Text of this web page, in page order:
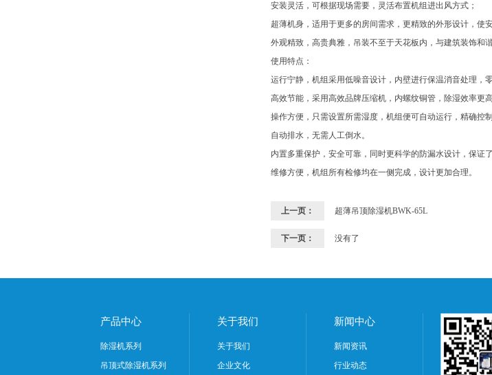
安装灵活，可根据现场需要，灵活布置机组进出风方式；
超薄机身，适用于更多的房间需求，更精致的外形设计，使
外观精致，高贵典雅，吊装不至于天花板内，与建筑装饰和谐
使用特点：
运行宁静，机组采用低噪音设计，内壁进行保温消音处理，
高效节能，采用高效品牌压缩机，内螺纹铜管，除湿效率更高
操作方便，只需设置所需湿度，机组便可自动运行，精确控制
自动排水，无需人工倒水。
内置多重保护，安全可靠，同时更科学的防漏水设计，保证
维修方便，机组所有检修均在一侧完成，设计更加合理。
上一页： 超薄吊顶除湿机BWK-65L
下一页： 没有了
产品中心
除湿机系列
吊顶式除湿机系列
关于我们
关于我们
企业文化
新闻中心
新闻资讯
行业动态